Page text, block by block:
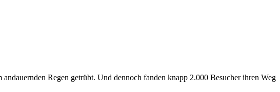
Regen getrübt. Und dennoch fanden knapp 2.000 Besucher ihren Weg